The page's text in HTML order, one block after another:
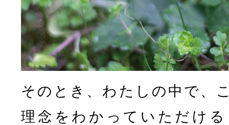
そのとき、わたしの中で、
理念をわかっていただけ